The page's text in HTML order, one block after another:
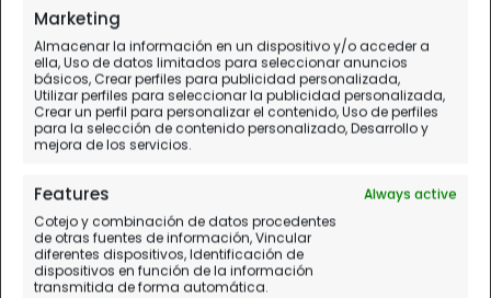
Marketing
Almacenar la información en un dispositivo y/o acceder a
ella, Uso de datos limitados para seleccionar anuncios
básicos, Crear perfiles para publicidad personalizada,
Utilizar perfiles para seleccionar la publicidad personalizada,
Crear un perfil para personalizar el contenido, Uso de perfiles
para la selección de contenido personalizado, Desarrollo y
mejora de los servicios.
Features
Always active
Cotejo y combinación de datos procedentes
de otras fuentes de información, Vincular
diferentes dispositivos, Identificación de
dispositivos en función de la información
transmitida de forma automática.